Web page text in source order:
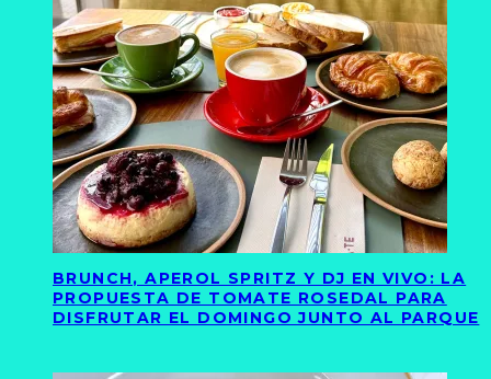
BRUNCH, APEROL SPRITZ Y DJ EN VIVO: LA
PROPUESTA DE TOMATE ROSEDAL PARA
DISFRUTAR EL DOMINGO JUNTO AL PARQUE